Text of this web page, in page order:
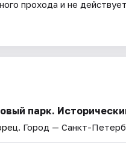
прохода и не
парк.
. Город — Санкт-